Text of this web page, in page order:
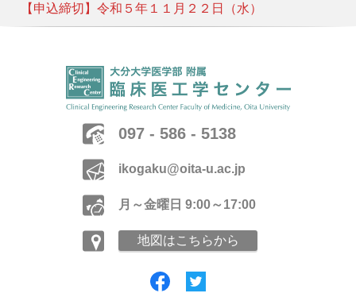
【申込締切】令和５年１１月２２日（水）
097 - 586 - 5138
ikogaku@oita-u.ac.jp
月～金曜日 9:00～17:00
地図はこちらから